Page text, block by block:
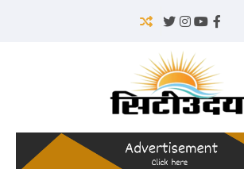
Twitter
Instagram
YouTube